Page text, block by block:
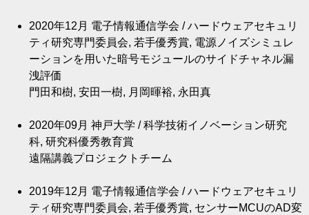
2020年12月 電子情報通信学会 / ハードウェアセキュリ
ティ研究専門委員会, 若手優秀賞, 電源ノイズシミュレ
ーションを用いた暗号モジュールのサイドチャネル漏
洩評価
門田和樹, 安田一樹, 月岡暉裕, 永田真
2020年09月 神戸大学 / 科学技術イノベーション研究
科, 研究科優秀教育賞
遠隔講義プロジェクトチーム
2019年12月 電子情報通信学会 / ハードウェアセキュリ
ティ研究専門委員会, 若手優秀賞, センサーMCUのAD変